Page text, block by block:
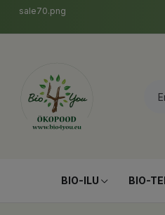
sale70.png
BIO-ILU BIO-